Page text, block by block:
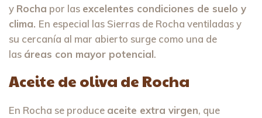
y Rocha por las excelentes condiciones de suelo y
clima. En especial las Sierras de Rocha ventiladas y
su cercanía al mar abierto surge como una de
las áreas con mayor potencial.
Aceite de oliva de Rocha
En Rocha se produce aceite extra virgen, que